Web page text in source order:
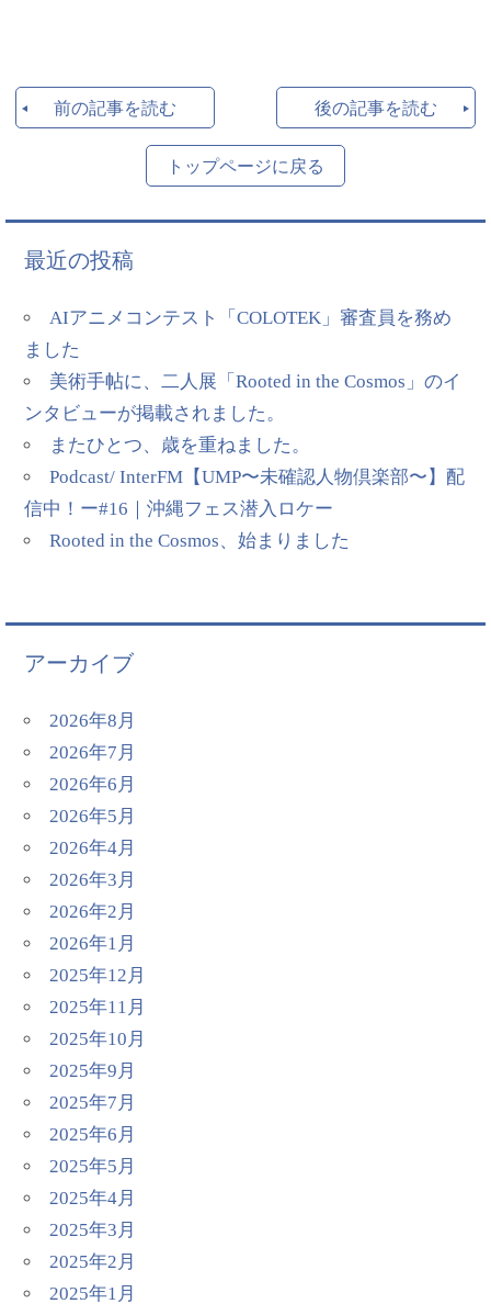
前の記事を読む 後の記事を読む
トップページに戻る
最近の投稿
AIアニメコンテスト「COLOTEK」審査員を務め
ました
美術手帖に、二人展「Rooted in the Cosmos」のイ
ンタビューが掲載されました。
またひとつ、歳を重ねました。
Podcast/ InterFM【UMP〜未確認人物倶楽部〜】配
信中！ー#16｜沖縄フェス潜入ロケー
Rooted in the Cosmos、始まりました
アーカイブ
2026年8月
2026年7月
2026年6月
2026年5月
2026年4月
2026年3月
2026年2月
2026年1月
2025年12月
2025年11月
2025年10月
2025年9月
2025年7月
2025年6月
2025年5月
2025年4月
2025年3月
2025年2月
2025年1月